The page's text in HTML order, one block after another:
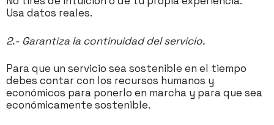
Usa datos reales.
2.- Garantiza la continuidad del servicio.
Para que un servicio sea sostenible en el tiempo
debes contar con los recursos humanos y
económicos para ponerlo en marcha y para que sea
económicamente sostenible.